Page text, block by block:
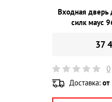
Входная
силк маус
37
0
Доставка: от